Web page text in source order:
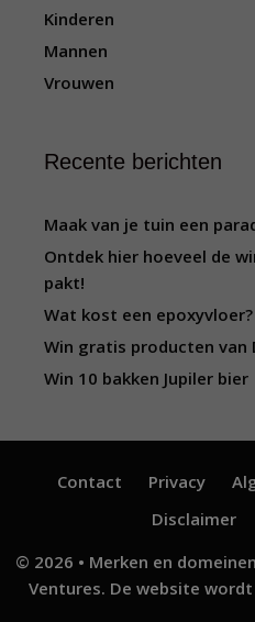
Kinderen
Mannen
Vrouwen
Recente berichten
Maak van je tuin een
Ontdek hier hoeveel de
pakt!
Wat kost een epoxyvloer?
Win gratis producten van
Win 10 bakken Jupiler bier
Contact Privacy
Disclaimer
© 2026 • Merken en
Ventures. De website